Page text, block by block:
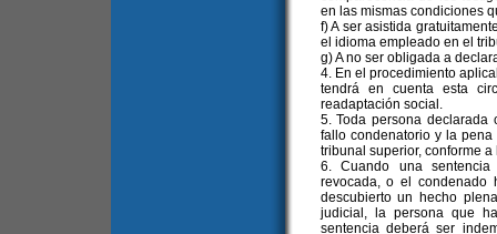
en las mismas condiciones
f) A ser asistida
el idioma empleado en el
g) A no ser obligada a
4. En el procedimiento
tendrá en cuenta esta
readaptación social.
5. Toda persona
fallo condenatorio y la
tribunal superior, conforme a
6. Cuando una sentencia
revocada, o el condenado
descubierto un hecho
judicial, la persona que
sentencia deberá ser